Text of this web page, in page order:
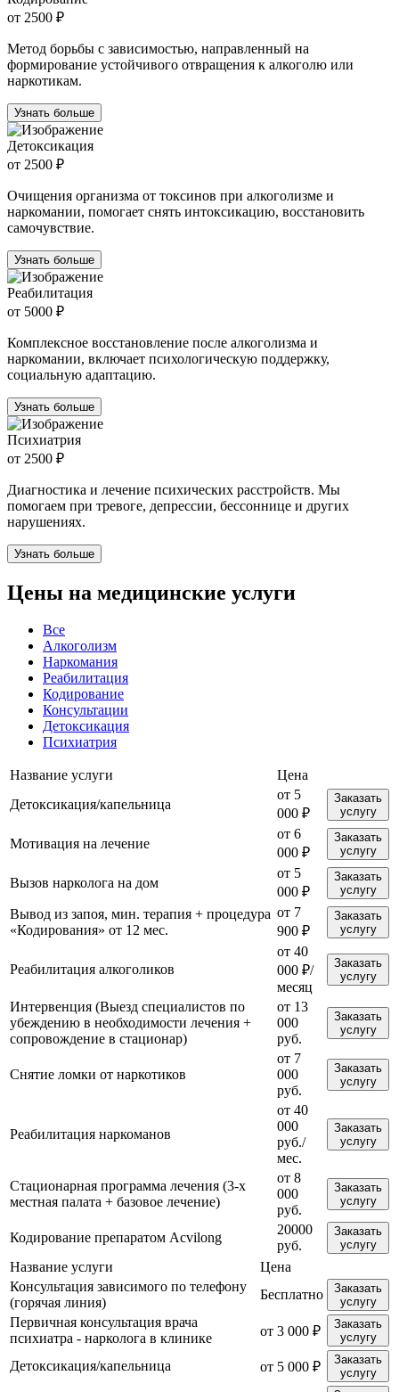
от 2500 ₽
Метод борьбы с зависимостью, направленный на
формирование устойчивого отвращения к алкоголю или
наркотикам.
Узнать больше
Детоксикация
от 2500 ₽
Очищения организма от токсинов при алкоголизме и
наркомании, помогает снять интоксикацию, восстановить
самочувствие.
Узнать больше
Реабилитация
от 5000 ₽
Комплексное восстановление после алкоголизма и
наркомании, включает психологическую поддержку,
социальную адаптацию.
Узнать больше
Психиатрия
от 2500 ₽
Диагностика и лечение психических расстройств. Мы
помогаем при тревоге, депрессии, бессоннице и других
нарушениях.
Узнать больше
Цены на медицинские услуги
Все
Алкоголизм
Наркомания
Реабилитация
Кодирование
Консультации
Детоксикация
Психиатрия
Название услуги
Цена
Детоксикация/капельница
от 5
000 ₽
Заказать
услугу
Мотивация на лечение
от 6
000 ₽
Заказать
услугу
Вызов нарколога на дом
от 5
000 ₽
Заказать
услугу
Вывод из запоя, мин. терапия + процедура
«Кодирования» от 12 мес.
от 7
900 ₽
Заказать
услугу
Реабилитация алкоголиков
от 40
000 ₽/
месяц
Заказать
услугу
Интервенция (Выезд специалистов по
убеждению в необходимости лечения +
сопровождение в стационар)
от 13
000
руб.
Заказать
услугу
Снятие ломки от наркотиков
от 7
000
руб.
Заказать
услугу
Реабилитация наркоманов
от 40
000
руб./
мес.
Заказать
услугу
Стационарная программа лечения (3-х
местная палата + базовое лечение)
от 8
000
руб.
Заказать
услугу
Кодирование препаратом Acvilong
20000
руб.
Заказать
услугу
Название услуги
Цена
Консультация зависимого по телефону
(горячая линия)
Бесплатно
Заказать
услугу
Первичная консультация врача
психиатра - нарколога в клинике
от 3 000 ₽
Заказать
услугу
Детоксикация/капельница от 5 000 ₽
Заказать
услугу